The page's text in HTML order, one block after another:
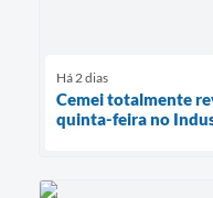
Há 2 dias
Cemei totalmente
quinta-feira no